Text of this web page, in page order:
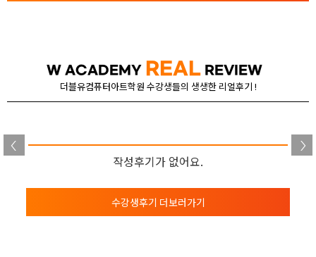
W ACADEMY REAL REVIEW
더블유컴퓨터아트학원 수강생들의 생생한 리얼후기 !
작성후기가 없어요.
수강생후기 더보러가기